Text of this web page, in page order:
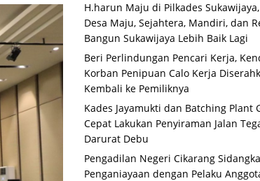
H.harun Maju di Pilkades
Desa Maju, Sejahtera, Mandiri, dan
Bangun Sukawijaya Lebih Baik Lagi
Beri Perlindungan Pencari Kerja,
Korban Penipuan Calo Kerja
Kembali ke Pemiliknya
Kades Jayamukti dan Batching Plant
Cepat Lakukan Penyiraman Jalan
Darurat Debu
Pengadilan Negeri Cikarang
Penganiayaan dengan Pelaku